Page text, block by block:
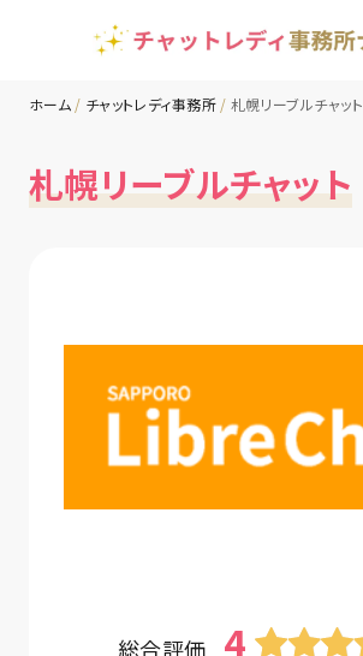
コラム
ホーム チャットレディ事務所 札幌リーブルチャット
札幌リーブルチャット
総合評価 4